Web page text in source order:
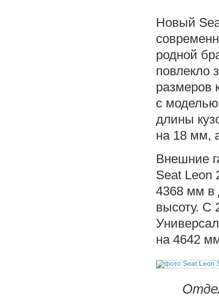
Новый
родной
повлекло
размеров
с
длины
на 18 мм,
Внешние
Seat Leon
4368 мм в
высоту. С
на 4642